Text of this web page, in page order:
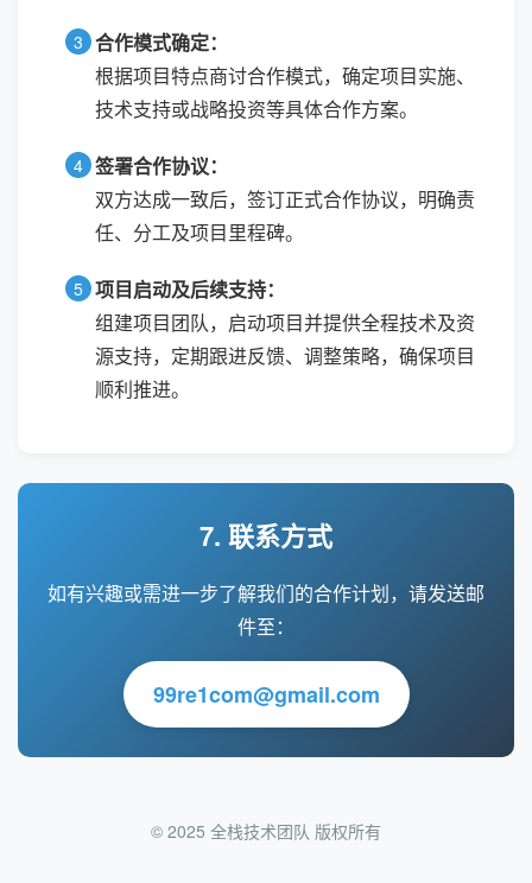
合作模式确定：
根据项目特点商讨合作模式，确定项目实施、
技术支持或战略投资等具体合作方案。
签署合作协议：
双方达成一致后，签订正式合作协议，明确责
任、分工及项目里程碑。
项目启动及后续支持：
组建项目团队，启动项目并提供全程技术及资
源支持，定期跟进反馈、调整策略，确保项目
顺利推进。
7. 联系方式
如有兴趣或需进一步了解我们的合作计划，请发送邮
件至：
99re1com@gmail.com
© 2025 全栈技术团队 版权所有